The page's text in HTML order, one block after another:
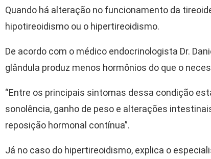
Quando há alteração no funcionamento da
hipotireoidismo ou o hipertireoidismo.
De acordo com o médico endocrinologista Dr.
glândula produz menos hormônios do que o
“Entre os principais sintomas dessa condição
sonolência, ganho de peso e alterações
reposição hormonal contínua”.
Já no caso do hipertireoidismo, explica o